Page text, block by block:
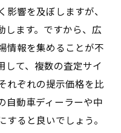
影響を及ぼしますが、
します。ですから、広
情報を集めることが不
して、複数の査定サイ
れぞれの提示価格を比
自動車ディーラーや中
ると良いでしょう。